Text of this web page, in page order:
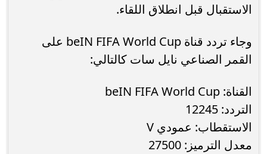
الاستقبال قبل انطلاق اللقاء.
وجاء تردد قناة beIN FIFA World Cup على
القمر الصناعي نايل سات كالتالي:
القناة: beIN FIFA World Cup
التردد: 12245
الاستقطاب: عمودي V
معدل الترميز: 27500